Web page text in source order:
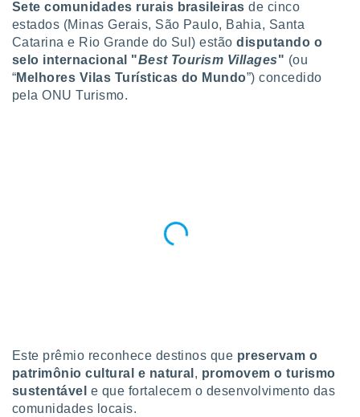
lhe
e
Pode
na nossa
cookies,
a
site
Sete comunidades rurais brasileirasde cinco
estados (Minas Gerais, São Paulo, Bahia, Santa
Catarina e Rio Grande do Sul) estãodisputando o
selo internacional "Best Tourism Villages" (ou
“Melhores Vilas Turísticas do Mundo”) concedido
pela ONU Turismo.
Este prêmio reconhece destinos que preservam o
patrimônio cultural e natural , promovem o turismo
sustentável e que fortalecem o desenvolvimento das
comunidades locais.